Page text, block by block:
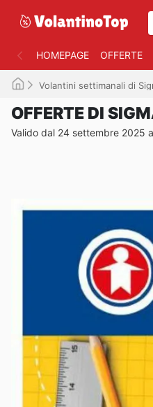
HOMEPAGE OFFERTE
Volantini settimanali di
OFFERTE DI
Valido dal 24 settembre 2025